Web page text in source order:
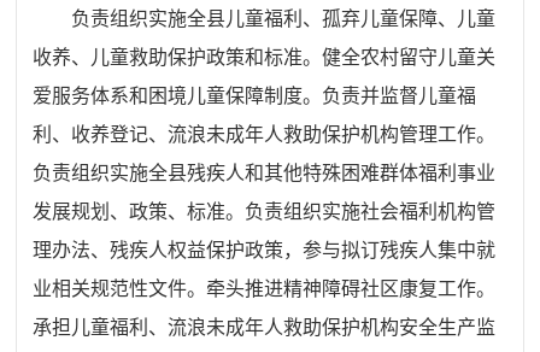
负责组织实施全县儿童福利、孤弃儿童保障、儿童
收养、儿童救助保护政策和标准。健全农村留守儿童关
爱服务体系和困境儿童保障制度。负责并监督儿童福
利、收养登记、流浪未成年人救助保护机构管理工作。
负责组织实施全县残疾人和其他特殊困难群体福利事业
发展规划、政策、标准。负责组织实施社会福利机构管
理办法、残疾人权益保护政策，参与拟订残疾人集中就
业相关规范性文件。牵头推进精神障碍社区康复工作。
承担儿童福利、流浪未成年人救助保护机构安全生产监